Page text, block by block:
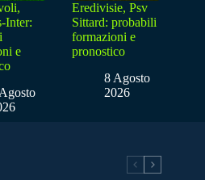
Inter:
e
Eredivisie, Psv
Sittard: probabili
formazioni e
pronostico
8 Agosto
2026